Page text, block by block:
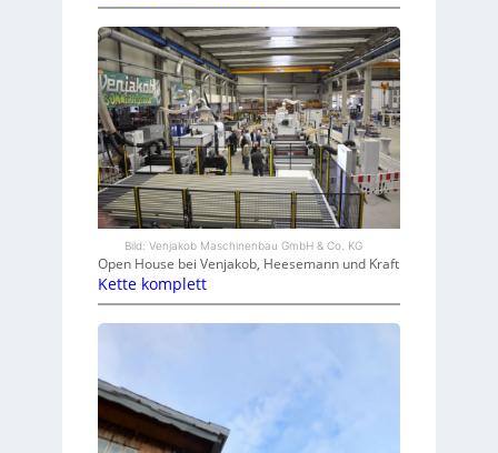
Bild: Venjakob Maschinenbau GmbH & Co. KG
Open House bei Venjakob, Heesemann und Kraft
Kette komplett